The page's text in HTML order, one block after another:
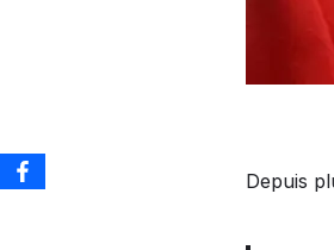
Depuis